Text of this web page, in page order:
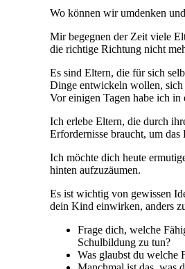
Wo können wir umdenken
Mir begegnen der Zeit viele
die richtige Richtung nicht
Es sind Eltern, die für sich
Dinge entwickeln wollen,
Vor einigen Tagen habe ich
Ich erlebe Eltern, die durch
Erfordernisse braucht, um
Ich möchte dich heute
hinten aufzuzäumen.
Es ist wichtig von gewissen
dein Kind einwirken, anders
Frage dich, welche
Schulbildung zu tun?
Was glaubst du welche